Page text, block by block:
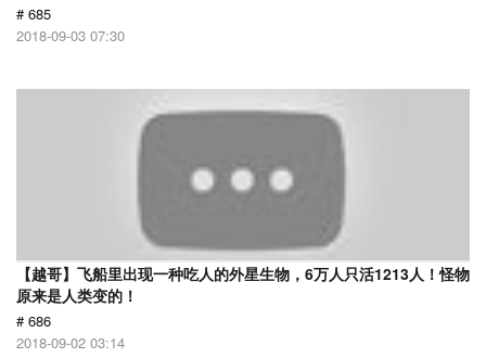
# 685
2018-09-03 07:30
【越哥】飞船里出现一种吃人的外星生物，6万人只活1213人！怪物
原来是人类变的！
# 686
2018-09-02 03:14